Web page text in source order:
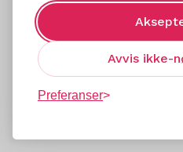
Avvis ikke-
Preferanser